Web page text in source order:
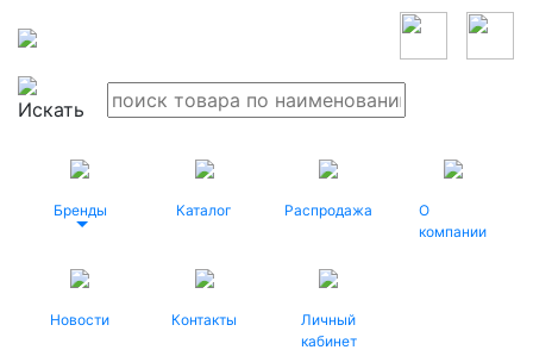
Бренды Каталог Распродажа
О
компании
Новости Контакты
Личный
кабинет